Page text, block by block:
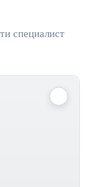
специалист